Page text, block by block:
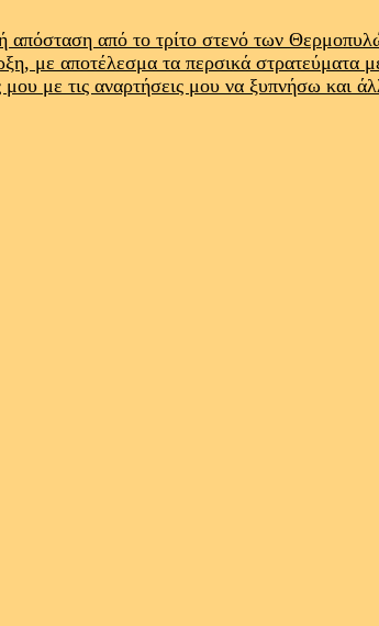
απόσταση από το τρίτο στενό των
με αποτέλεσμα τα περσικά στρατεύματα
με τις αναρτήσεις μου να ξυπνήσω και